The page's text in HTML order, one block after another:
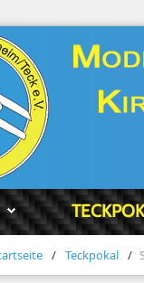
/ Teckpokal /